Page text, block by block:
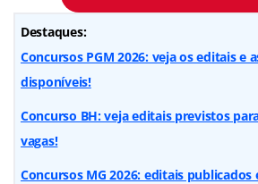
Destaques:
Concursos PGM 2026: veja os editais e
disponíveis!
Concurso BH: veja editais previstos
vagas!
Concursos MG 2026: editais publicados